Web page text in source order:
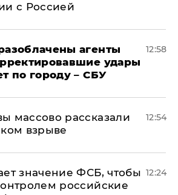
с Россией
агенты
удары
по городу – СБУ
12:58
массово рассказали
взрыве
12:54
значение ФСБ, чтобы
российские
12:24